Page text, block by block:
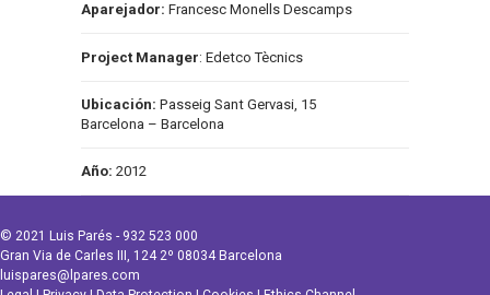
Aparejador: Francesc Monells Descamps
Project Manager: Edetco Tècnics
Ubicación: Passeig Sant Gervasi, 15
Barcelona – Barcelona
Año: 2012
© 2021 Luis Parés - 932 523 000
Gran Via de Carles III, 124 2º 08034 Barcelona
luispares@lpares.com